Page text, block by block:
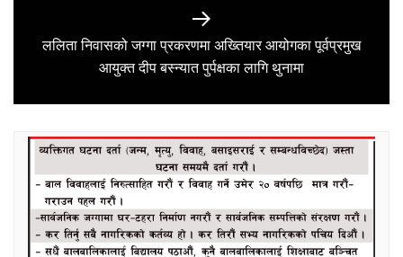
Next
post:
ललिता निवासको जग्गा प्रकरणमा अख्तियार आयोगका पूर्वप्रमुख
आयुक्त दीप बस्न्यात पुर्पक्षका लागि थुनामा